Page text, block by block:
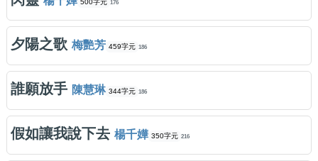
500字元 176
夕陽之歌 梅艷芳 459字元 186
誰願放手 陳慧琳 344字元 186
假如讓我說下去 楊千嬅 350字元 216